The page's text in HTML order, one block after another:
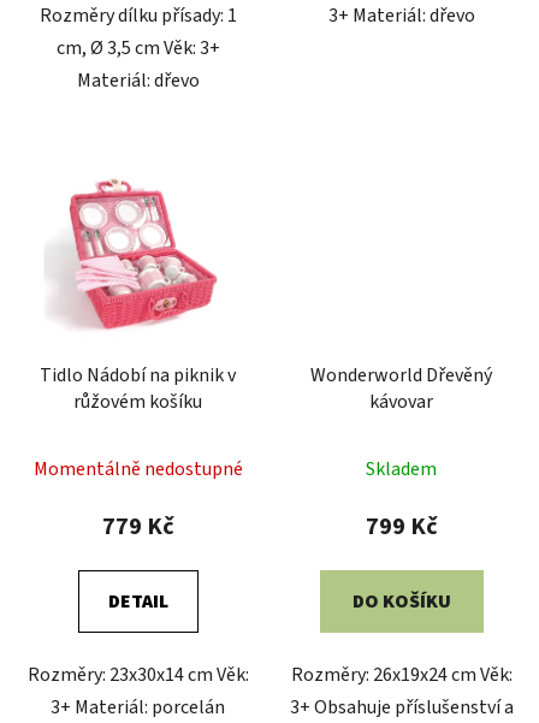
Rozměry dílku přísady: 1
cm, Ø 3,5 cm Věk: 3+
Materiál: dřevo
3+ Materiál: dřevo
Tidlo Nádobí na piknik v
růžovém košíku
Momentálně nedostupné
779 Kč
DETAIL
Rozměry: 23x30x14 cm Věk:
3+ Materiál: porcelán
Wonderworld Dřevěný
kávovar
Skladem
799 Kč
DO KOŠÍKU
Rozměry: 26x19x24 cm Věk:
3+ Obsahuje příslušenství a